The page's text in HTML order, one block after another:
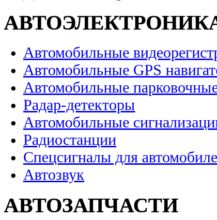
Автомобильные
Автомобильные GPS
Автомобильные
Радар-детекторы
Автомобильные
Радиостанции
Спецсигналы для
Автозвук
АВТОЗАПЧАСТИ